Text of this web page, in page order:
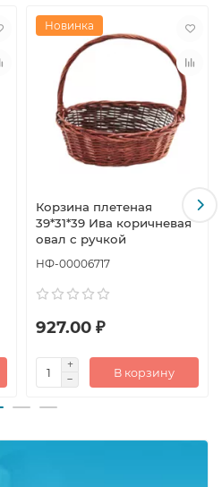
Новинка
Корзина плетеная
39*31*39 Ива коричневая
овал с ручкой
НФ-00006717
927.00 ₽
В корзину